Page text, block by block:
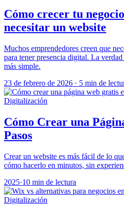
Cómo crecer tu
necesitar un website
Muchos emprendedores creen que
para tener presencia digital. La
más simple.
23 de febrero de 2026 · 5 min de
Digitalización
Cómo Crear una
Pasos
Crear un website es más fácil de lo
cómo hacerlo en minutos, sin
2025·10 min de lectura
Digitalización